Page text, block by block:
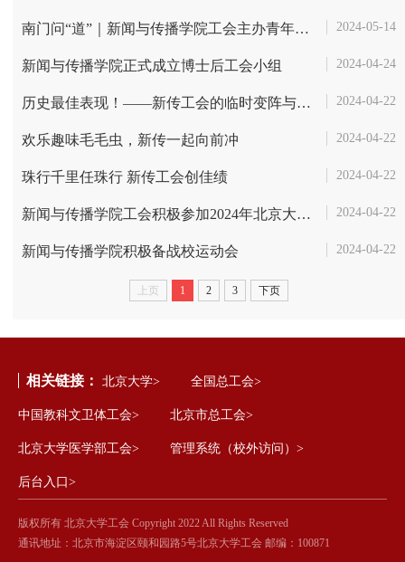
南门问“道”｜新闻与传播学院工会主办青年教师茶座第二期活动回顾 2024-05-14
新闻与传播学院正式成立博士后工会小组 2024-04-24
历史最佳表现！——新传工会的临时变阵与赛前训练 2024-04-22
欢乐趣味毛毛虫，新传一起向前冲 2024-04-22
珠行千里任珠行 新传工会创佳绩 2024-04-22
新闻与传播学院工会积极参加2024年北京大学春季运动会 2024-04-22
新闻与传播学院积极备战校运动会 2024-04-22
上页 1 2 3 下页
相关链接： 北京大学> 全国总工会>
中国教科文卫体工会> 北京市总工会>
北京大学医学部工会> 管理系统（校外访问）>
后台入口>
版权所有 北京大学工会 Copyright 2022 All Rights Reserved
通讯地址：北京市海淀区颐和园路5号北京大学工会 邮编：100871